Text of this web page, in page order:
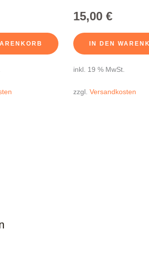
15,00€
IN DEN
inkl. 19 % MwSt.
zzgl.Versandkosten